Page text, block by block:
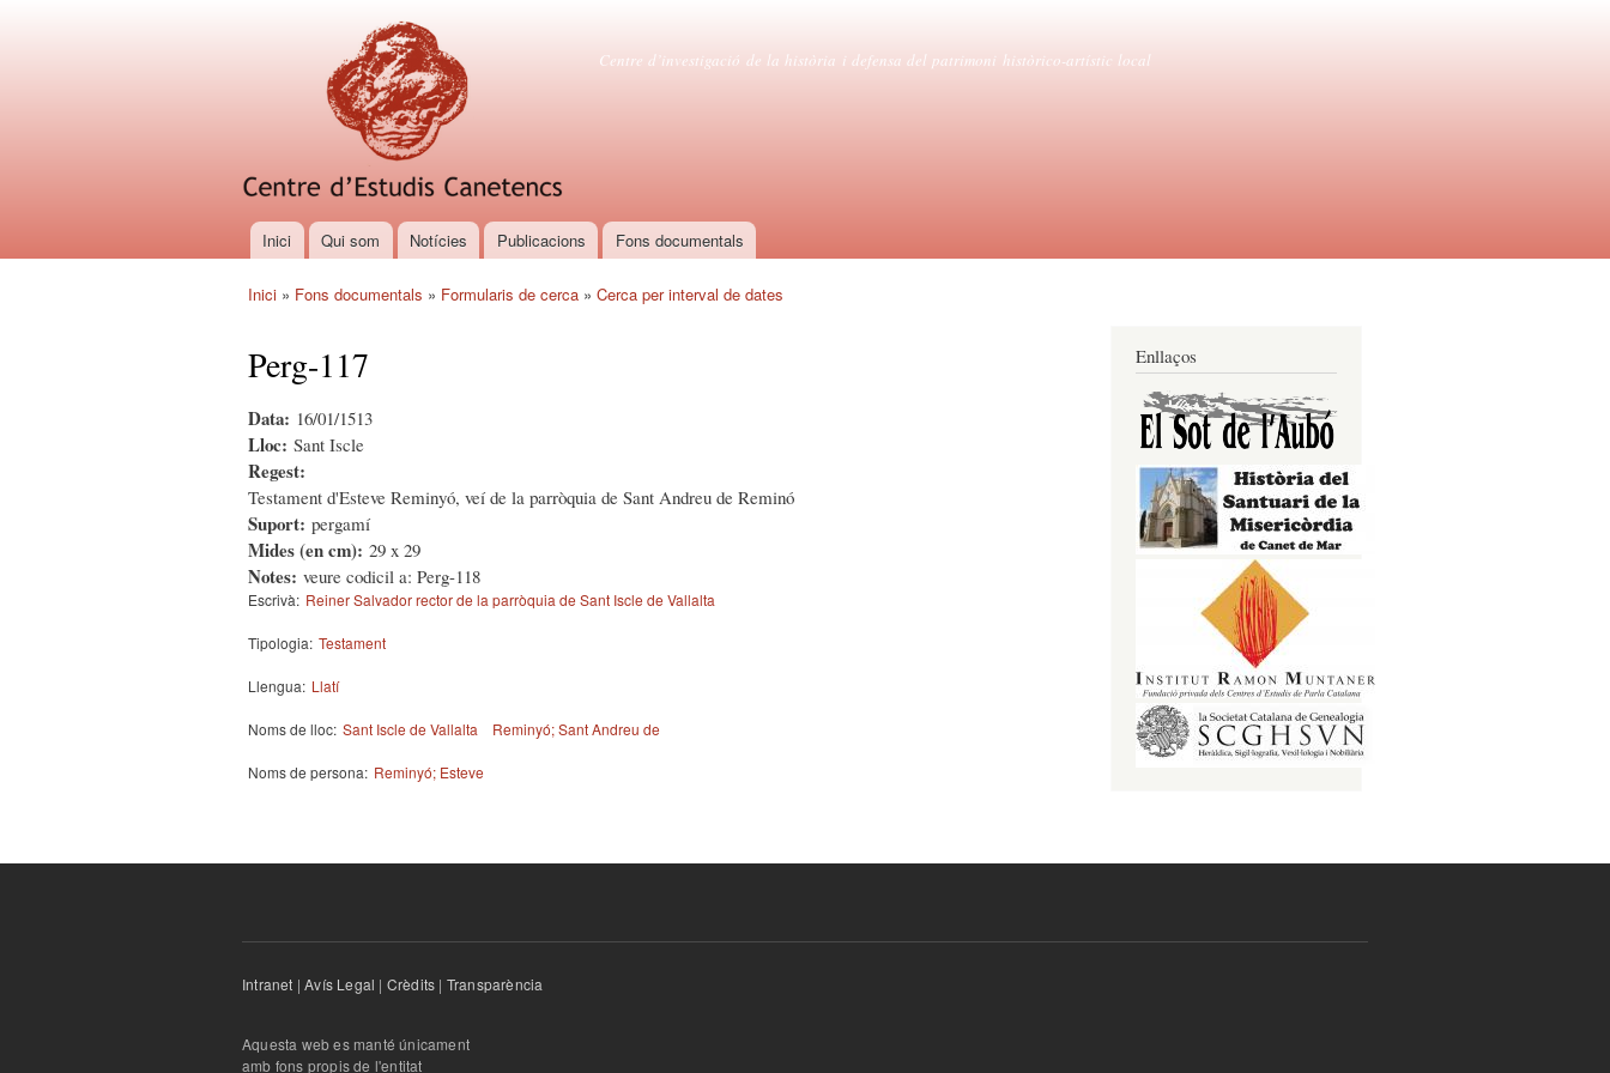
Centre d'estudis canetencs
Centre d’investigació de la història i defensa del patrimoni històrico-artístic local
Menú principal
Inici Qui som Notícies Publicacions Fons documentals
Inici » Fons documentals » Formularis de cerca » Cerca per interval de dates
Perg-117
Data: 16/01/1513
Lloc: Sant Iscle
Regest:
Testament d'Esteve Reminyó, veí de la parròquia de Sant Andreu de Reminó
Suport: pergamí
Mides (en cm): 29 x 29
Notes: veure codicil a: Perg-118
Escrivà: Reiner Salvador rector de la parròquia de Sant Iscle de Vallalta
Tipologia: Testament
Llengua: Llatí
Noms de lloc: Sant Iscle de Vallalta Reminyó; Sant Andreu de
Noms de persona: Reminyó; Esteve
Enllaços
Intranet |Avís Legal | Crèdits | Transparència
Aquesta web es manté únicament
amb fons propis de l'entitat